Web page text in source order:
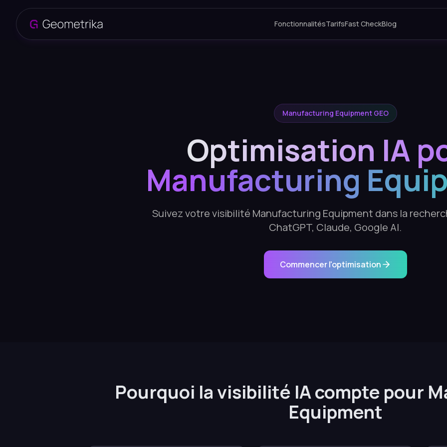
FonctionnalitésTarifsFast CheckBlog
Manufacturing Equipment GEO
Optimisation IA
Manufacturing
Suivez votre visibilité Manufacturing Equipment dans la
ChatGPT, Claude, Google AI.
Commencer l'optimisation
Pourquoi la visibilité IA compte pour
Equipment